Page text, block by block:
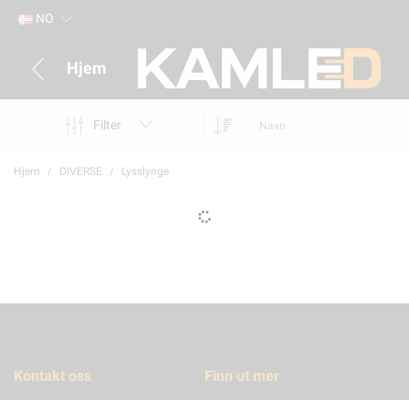
NO
Hjem
Filter Navn
Hjem DIVERSE Lysslynge
Kontakt oss Finn ut mer